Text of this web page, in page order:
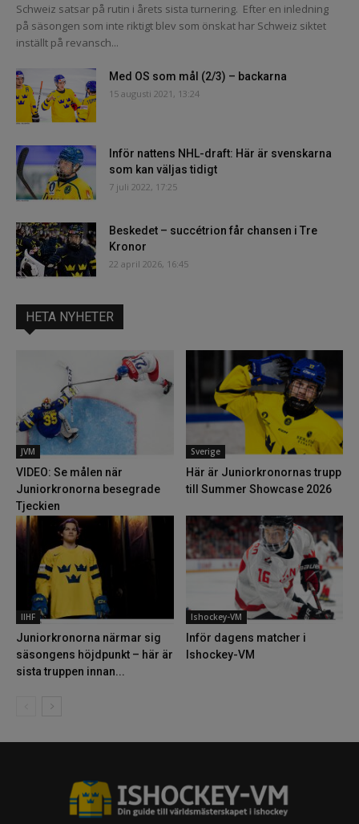
Schweiz satsar på rutin i årets sista turnering. Efter en inledning
på säsongen som inte riktigt blev som önskat har Schweiz siktet
inställt på revansch...
Med OS som mål (2/3) – backarna
15 augusti 2021, 13:24
Inför nattens NHL-draft: Här är svenskarna
som kan väljas tidigt
7 juli 2022, 17:25
Beskedet – succétrion får chansen i Tre
Kronor
22 april 2026, 16:45
HETA NYHETER
JVM
VIDEO: Se målen när
Juniorkronorna besegrade
Tjeckien
Sverige
Här är Juniorkronornas trupp
till Summer Showcase 2026
IIHF
Juniorkronorna närmar sig
säsongens höjdpunkt – här är
sista truppen innan...
Ishockey-VM
Inför dagens matcher i
Ishockey-VM